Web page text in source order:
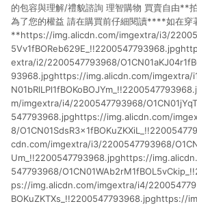
的包容與理解/禮貌諮詢 理智購物 買賣自由**
為了您的權益 請在購買前仔細閱讀****如在穿
**https://img.alicdn.com/imgextra/i3/
extra/i2/2200547793968/
93968.jpghttps://img.alicdn.com/imgextra/
m/imgextra/i4/2200547793968/
547793968.jpghttps://img.alicdn.com/
8/
cdn.com/imgextra/i3/2200547793968/
Um_!!2200547793968.jpghttps://
547793968/
ps://img.alicdn.com/imgextra/i4/
BOKuZKTXs_!!2200547793968.jpghttps://